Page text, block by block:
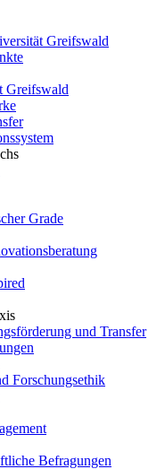
Greifswald
Greifswald
Grade
und Transfer
Forschungsethik
Befragungen